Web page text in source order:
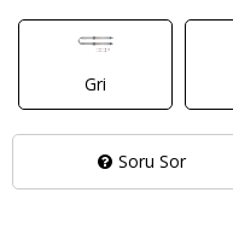
Soru Sor
Gri